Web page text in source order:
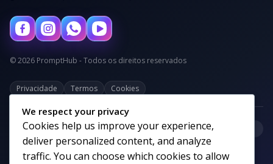
© 2026 PromptHub - Todos os direitos reservados
Privacidade Termos Cookies
Categorias
We respect your privacy
Cookies help us improve your experience,
deliver personalized content, and analyze
traffic. You can choose which cookies to allow